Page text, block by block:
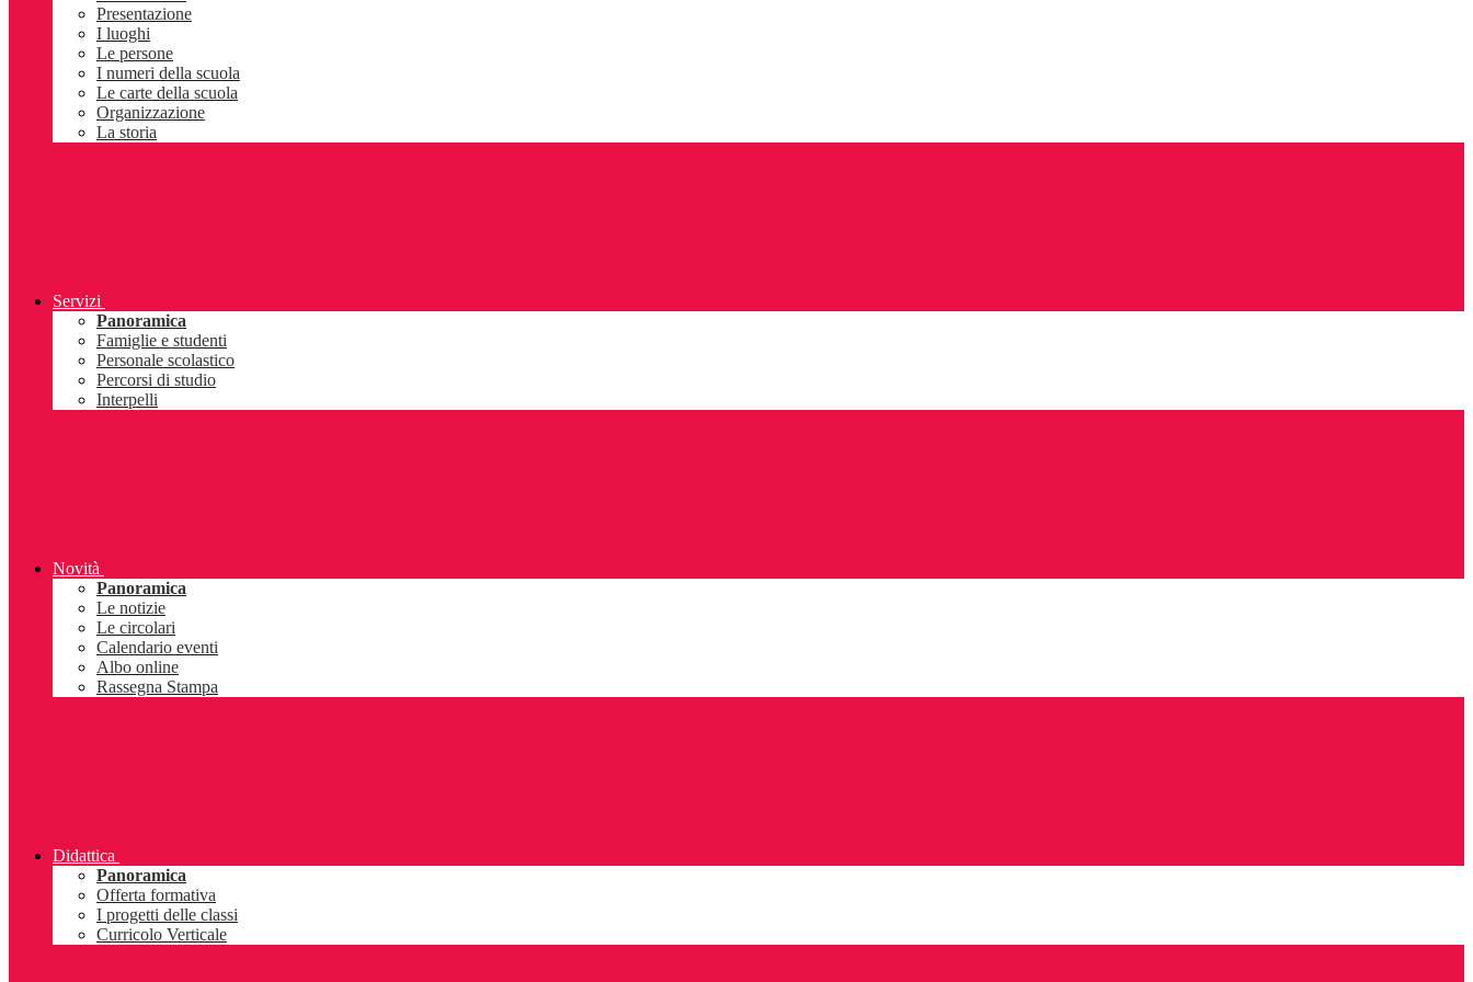
Presentazione
I luoghi
Le persone
I numeri della scuola
Le carte della scuola
Organizzazione
La storia
Servizi
Panoramica
Famiglie e studenti
Personale scolastico
Percorsi di studio
Interpelli
Novità
Panoramica
Le notizie
Le circolari
Calendario eventi
Albo online
Rassegna Stampa
Didattica
Panoramica
Offerta formativa
I progetti delle classi
Curricolo Verticale